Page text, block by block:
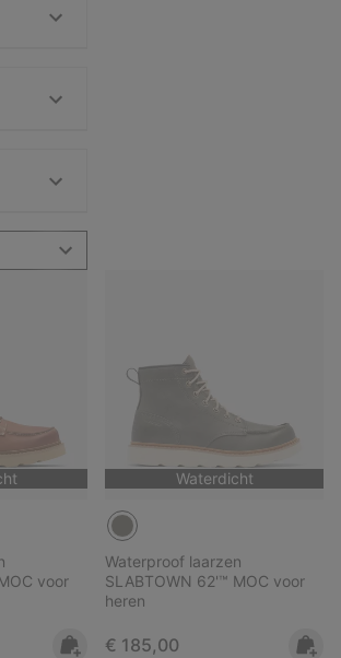
voor
Waterdicht
Waterproof laarzen
SLABTOWN 62'™ MOC voor
heren
Regular price:
€ 185,00